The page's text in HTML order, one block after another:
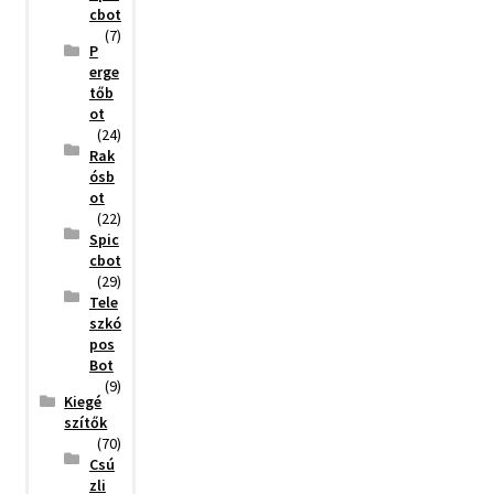
cbot
(7)
P
erge
tőb
ot
(24)
Rak
ósb
ot
(22)
Spic
cbot
(29)
Tele
szkó
pos
Bot
(9)
Kiegé
szítők
(70)
Csú
zli